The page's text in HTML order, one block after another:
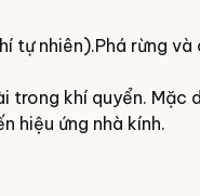
tự nhiên).Phá rừng
khí quyển. Mặc
hiệu ứng nhà kính.